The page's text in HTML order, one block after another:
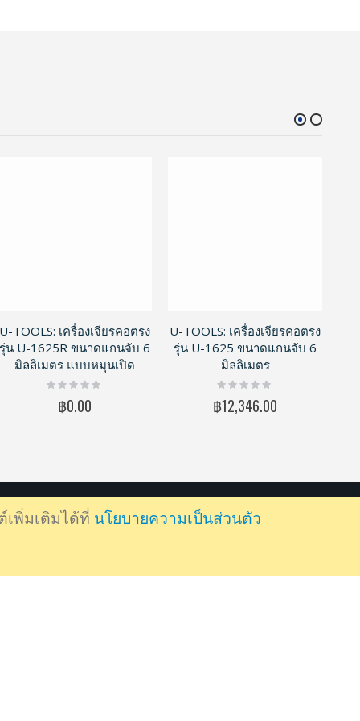
เพิ่มเติมได้ที่ นโยบายความเป็นส่วนตัว
U-TOOLS: เครื่องเจียรคอตรง
รุ่น U-1625R ขนาดแกนจับ 6
มิลลิเมตร แบบหมุนเปิด
Rating:
0%
฿0.00
U-TOOLS: เครื่องเจียรคอตรง
รุ่น U-1625 ขนาดแกนจับ 6
มิลลิเมตร
Rating:
0%
฿12,346.00